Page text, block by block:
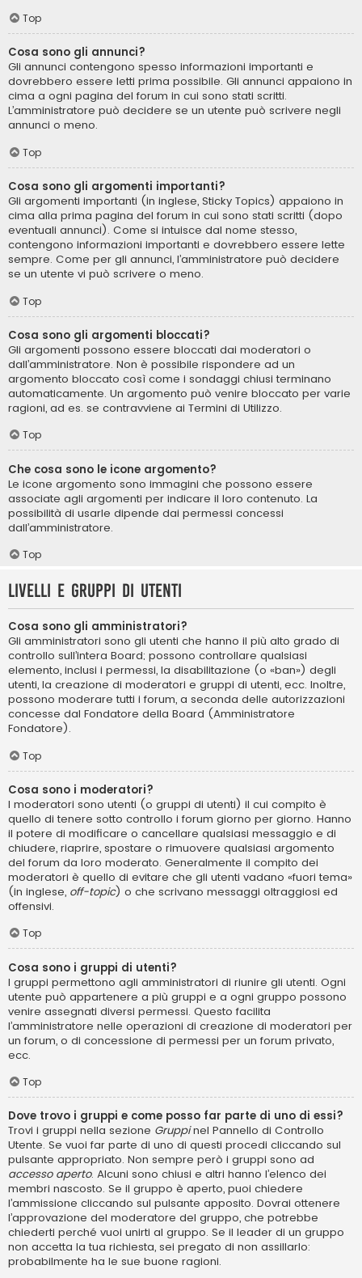
Top
Cosa sono gli annunci?
Gli annunci contengono spesso informazioni importanti e
dovrebbero essere letti prima possibile. Gli annunci appaiono in
cima a ogni pagina del forum in cui sono stati scritti.
L’amministratore può decidere se un utente può scrivere negli
annunci o meno.
Top
Cosa sono gli argomenti importanti?
Gli argomenti importanti (in inglese, Sticky Topics) appaiono in
cima alla prima pagina del forum in cui sono stati scritti (dopo
eventuali annunci). Come si intuisce dal nome stesso,
contengono informazioni importanti e dovrebbero essere lette
sempre. Come per gli annunci, l’amministratore può decidere
se un utente vi può scrivere o meno.
Top
Cosa sono gli argomenti bloccati?
Gli argomenti possono essere bloccati dai moderatori o
dall’amministratore. Non è possibile rispondere ad un
argomento bloccato così come i sondaggi chiusi terminano
automaticamente. Un argomento può venire bloccato per varie
ragioni, ad es. se contravviene ai Termini di Utilizzo.
Top
Che cosa sono le icone argomento?
Le icone argomento sono immagini che possono essere
associate agli argomenti per indicare il loro contenuto. La
possibilità di usarle dipende dai permessi concessi
dall’amministratore.
Top
Livelli e gruppi di utenti
Cosa sono gli amministratori?
Gli amministratori sono gli utenti che hanno il più alto grado di
controllo sull’intera Board; possono controllare qualsiasi
elemento, inclusi i permessi, la disabilitazione (o «ban») degli
utenti, la creazione di moderatori e gruppi di utenti, ecc. Inoltre,
possono moderare tutti i forum, a seconda delle autorizzazioni
concesse dal Fondatore della Board (Amministratore
Fondatore).
Top
Cosa sono i moderatori?
I moderatori sono utenti (o gruppi di utenti) il cui compito è
quello di tenere sotto controllo i forum giorno per giorno. Hanno
il potere di modificare o cancellare qualsiasi messaggio e di
chiudere, riaprire, spostare o rimuovere qualsiasi argomento
del forum da loro moderato. Generalmente il compito dei
moderatori è quello di evitare che gli utenti vadano «fuori tema»
(in inglese, off-topic) o che scrivano messaggi oltraggiosi ed
offensivi.
Top
Cosa sono i gruppi di utenti?
I gruppi permettono agli amministratori di riunire gli utenti. Ogni
utente può appartenere a più gruppi e a ogni gruppo possono
venire assegnati diversi permessi. Questo facilita
l’amministratore nelle operazioni di creazione di moderatori per
un forum, o di concessione di permessi per un forum privato,
ecc.
Top
Dove trovo i gruppi e come posso far parte di uno di essi?
Trovi i gruppi nella sezione Gruppinel Pannello di Controllo
Utente. Se vuoi far parte di uno di questi procedi cliccando sul
pulsante appropriato. Non sempre però i gruppi sono ad
accesso aperto. Alcuni sono chiusi e altri hanno l’elenco dei
membri nascosto. Se il gruppo è aperto, puoi chiedere
l’ammissione cliccando sul pulsante apposito. Dovrai ottenere
l’approvazione del moderatore del gruppo, che potrebbe
chiederti perché vuoi unirti al gruppo. Se il leader di un gruppo
non accetta la tua richiesta, sei pregato di non assillarlo:
probabilmente ha le sue buone ragioni.